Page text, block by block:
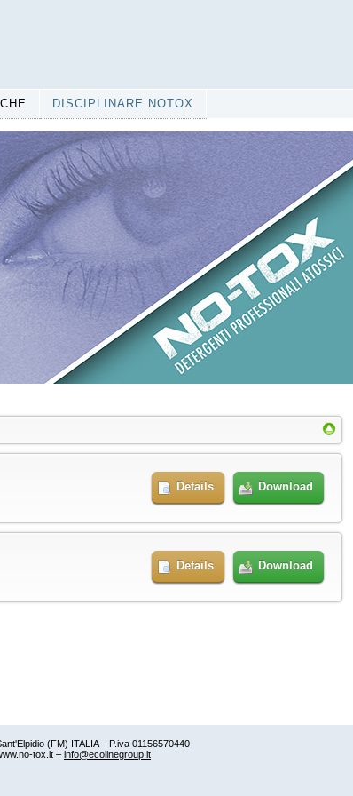
DISCIPLINARE NOTOX
Download
Details
Download
Details
(FM) ITALIA – P.iva 01156570440
tox.it – info@ecolinegroup.it